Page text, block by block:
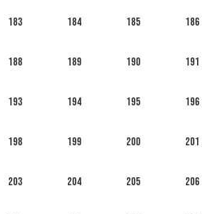
183 184 185 186
188 189 190 191
193 194 195 196
198 199 200 201
203 204 205 206